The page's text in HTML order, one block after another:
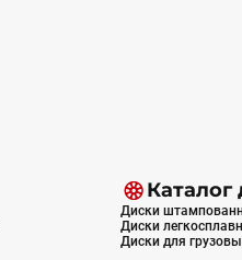
Каталог
Диски
Диски
Диски для